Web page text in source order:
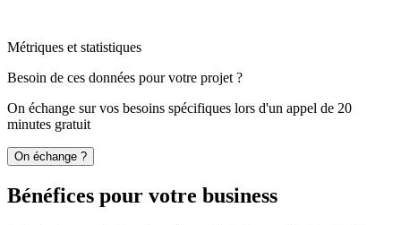
Métriques et statistiques
Besoin de ces données pour votre projet ?
On échange sur vos besoins spécifiques lors d'un appel de 20
minutes gratuit
On échange ?
Bénéfices pour votre business